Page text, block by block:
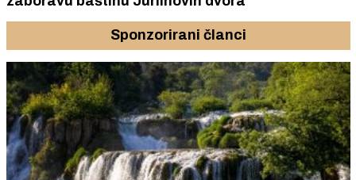
Sponzorirani članci